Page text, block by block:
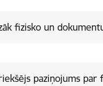
fizisko un
paziņojums par